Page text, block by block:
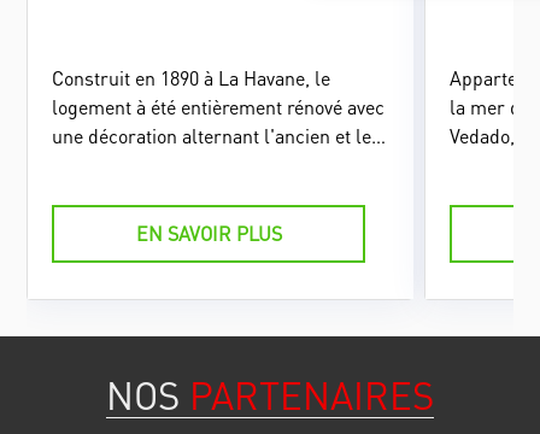
Construit en 1890 à La Havane, le
logement à été entièrement rénové avec
une décoration alternant l'ancien et le
EN SAVOIR PLUS
la mer
Vedado,
NOS PARTENAIRES